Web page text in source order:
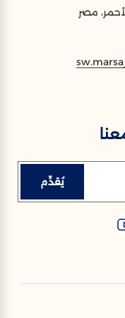
مصر
يُقدِّم